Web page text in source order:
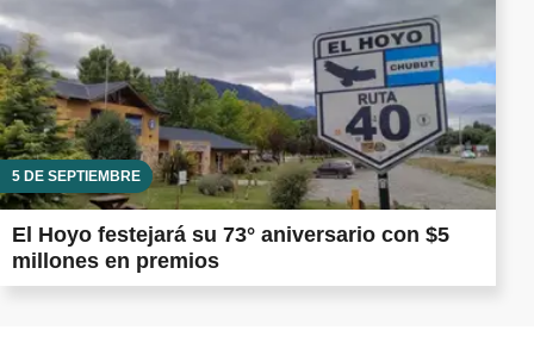
5 DE SEPTIEMBRE
El Hoyo festejará su 73° aniversario con $5
millones en premios